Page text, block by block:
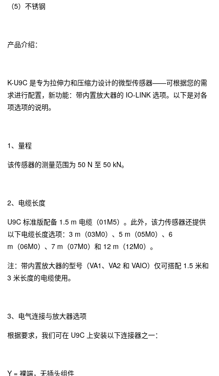
（5）不锈钢
产品介绍：
K-U9C 是专为拉伸力和压缩力设计的微型传感器——可根据您的需
求进行配置，新功能：带内置放大器的 IO-LINK 选项。以下是对各
项选项的说明。
1、量程
该传感器的测量范围为 50 N 至 50 kN。
2、电缆长度
U9C 标准版配备 1.5 m 电缆（01M5）。此外，该力传感器还提供
以下电缆长度选项：3 m（03M0）、5 m（05M0）、6
m（06M0）、7 m（07M0）和 12 m（12M0）。
注：带内置放大器的型号（VA1、VA2 和 VAIO）仅可搭配 1.5 米和
3 米长度的电缆使用。
3、电气连接与放大器选项
根据要求，我们可在 U9C 上安装以下连接器之一：
Y = 裸端，无插头组件